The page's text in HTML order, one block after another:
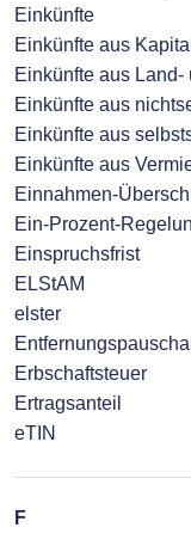
Einkünfte
Einkünfte aus
Einkünfte aus
Einkünfte aus
Einkünfte aus
Einkünfte aus
Einnahmen-
Ein-Prozent-
Einspruchsfrist
ELStAM
elster
Erbschaftsteuer
Ertragsanteil
eTIN
F